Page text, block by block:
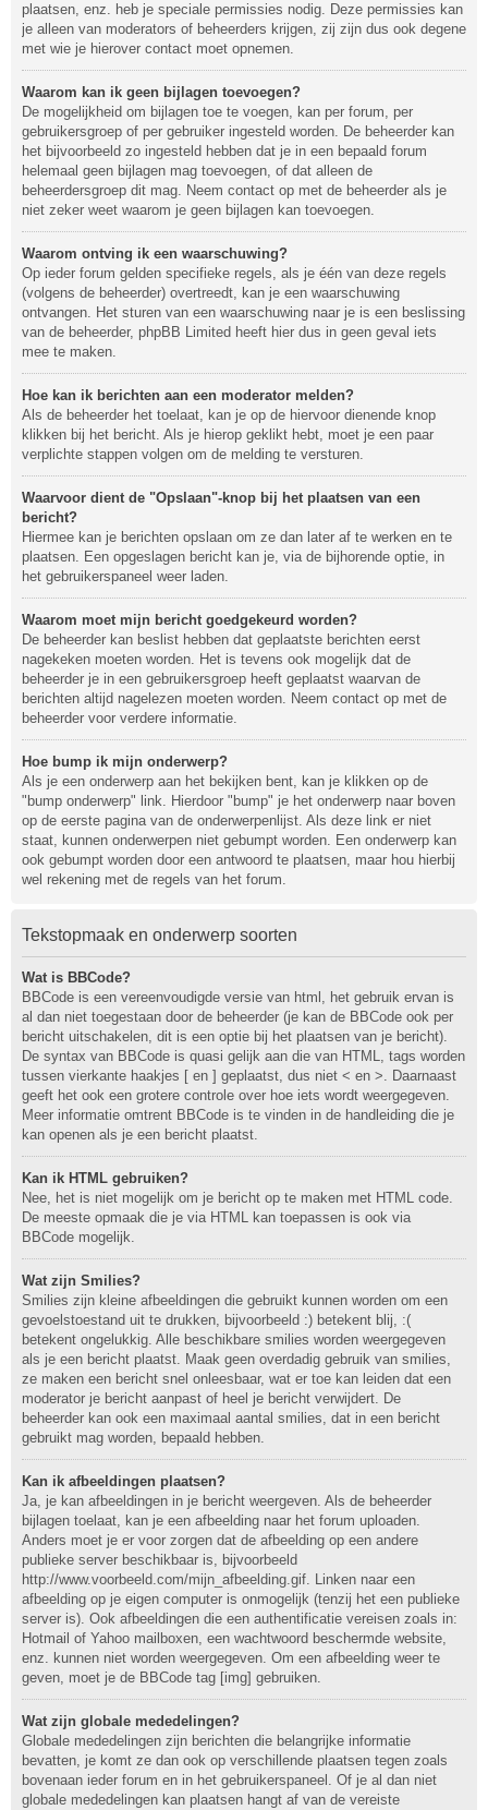
plaatsen, enz. heb je speciale permissies nodig. Deze permissies kan
je alleen van moderators of beheerders krijgen, zij zijn dus ook degene
met wie je hierover contact moet opnemen.
Waarom kan ik geen bijlagen toevoegen?
De mogelijkheid om bijlagen toe te voegen, kan per forum, per
gebruikersgroep of per gebruiker ingesteld worden. De beheerder kan
het bijvoorbeeld zo ingesteld hebben dat je in een bepaald forum
helemaal geen bijlagen mag toevoegen, of dat alleen de
beheerdersgroep dit mag. Neem contact op met de beheerder als je
niet zeker weet waarom je geen bijlagen kan toevoegen.
Waarom ontving ik een waarschuwing?
Op ieder forum gelden specifieke regels, als je één van deze regels
(volgens de beheerder) overtreedt, kan je een waarschuwing
ontvangen. Het sturen van een waarschuwing naar je is een beslissing
van de beheerder, phpBB Limited heeft hier dus in geen geval iets
mee te maken.
Hoe kan ik berichten aan een moderator melden?
Als de beheerder het toelaat, kan je op de hiervoor dienende knop
klikken bij het bericht. Als je hierop geklikt hebt, moet je een paar
verplichte stappen volgen om de melding te versturen.
Waarvoor dient de "Opslaan"-knop bij het plaatsen van een
bericht?
Hiermee kan je berichten opslaan om ze dan later af te werken en te
plaatsen. Een opgeslagen bericht kan je, via de bijhorende optie, in
het gebruikerspaneel weer laden.
Waarom moet mijn bericht goedgekeurd worden?
De beheerder kan beslist hebben dat geplaatste berichten eerst
nagekeken moeten worden. Het is tevens ook mogelijk dat de
beheerder je in een gebruikersgroep heeft geplaatst waarvan de
berichten altijd nagelezen moeten worden. Neem contact op met de
beheerder voor verdere informatie.
Hoe bump ik mijn onderwerp?
Als je een onderwerp aan het bekijken bent, kan je klikken op de
"bump onderwerp" link. Hierdoor "bump" je het onderwerp naar boven
op de eerste pagina van de onderwerpenlijst. Als deze link er niet
staat, kunnen onderwerpen niet gebumpt worden. Een onderwerp kan
ook gebumpt worden door een antwoord te plaatsen, maar hou hierbij
wel rekening met de regels van het forum.
Tekstopmaak en onderwerp soorten
Wat is BBCode?
BBCode is een vereenvoudigde versie van html, het gebruik ervan is
al dan niet toegestaan door de beheerder (je kan de BBCode ook per
bericht uitschakelen, dit is een optie bij het plaatsen van je bericht).
De syntax van BBCode is quasi gelijk aan die van HTML, tags worden
tussen vierkante haakjes [ en ] geplaatst, dus niet < en >. Daarnaast
geeft het ook een grotere controle over hoe iets wordt weergegeven.
Meer informatie omtrent BBCode is te vinden in de handleiding die je
kan openen als je een bericht plaatst.
Kan ik HTML gebruiken?
Nee, het is niet mogelijk om je bericht op te maken met HTML code.
De meeste opmaak die je via HTML kan toepassen is ook via
BBCode mogelijk.
Wat zijn Smilies?
Smilies zijn kleine afbeeldingen die gebruikt kunnen worden om een
gevoelstoestand uit te drukken, bijvoorbeeld :) betekent blij, :(
betekent ongelukkig. Alle beschikbare smilies worden weergegeven
als je een bericht plaatst. Maak geen overdadig gebruik van smilies,
ze maken een bericht snel onleesbaar, wat er toe kan leiden dat een
moderator je bericht aanpast of heel je bericht verwijdert. De
beheerder kan ook een maximaal aantal smilies, dat in een bericht
gebruikt mag worden, bepaald hebben.
Kan ik afbeeldingen plaatsen?
Ja, je kan afbeeldingen in je bericht weergeven. Als de beheerder
bijlagen toelaat, kan je een afbeelding naar het forum uploaden.
Anders moet je er voor zorgen dat de afbeelding op een andere
publieke server beschikbaar is, bijvoorbeeld
http://www.voorbeeld.com/mijn_afbeelding.gif. Linken naar een
afbeelding op je eigen computer is onmogelijk (tenzij het een publieke
server is). Ook afbeeldingen die een authentificatie vereisen zoals in:
Hotmail of Yahoo mailboxen, een wachtwoord beschermde website,
enz. kunnen niet worden weergegeven. Om een afbeelding weer te
geven, moet je de BBCode tag [img] gebruiken.
Wat zijn globale mededelingen?
Globale mededelingen zijn berichten die belangrijke informatie
bevatten, je komt ze dan ook op verschillende plaatsen tegen zoals
bovenaan ieder forum en in het gebruikerspaneel. Of je al dan niet
globale mededelingen kan plaatsen hangt af van de vereiste